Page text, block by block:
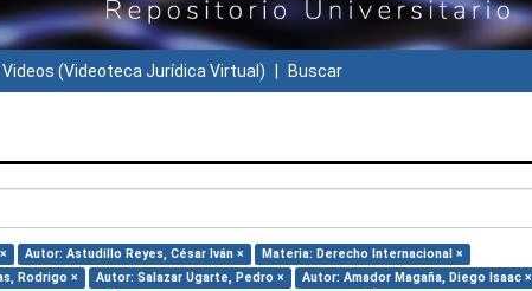
Videos (Videoteca Jurídica Virtual) Buscar
Autor: Astudillo Reyes, César Iván ×
Materia: Derecho Internacional ×
Rodrigo × Autor: Salazar Ugarte, Pedro ×
Autor: Amador Magaña, Diego Isaac ×